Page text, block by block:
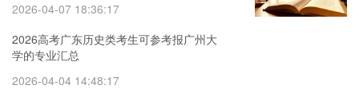
2026-04-07 18:36:17
2026高考广东历史类考生可参考报广州大
学的专业汇总
2026-04-04 14:48:17